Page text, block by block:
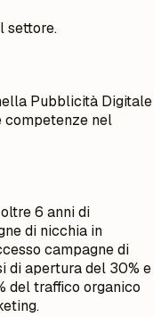
settore.
Pubblicità Digitale
competenze nel
6 anni di
di nicchia in
campagne di
di apertura del 30% e
del traffico organico